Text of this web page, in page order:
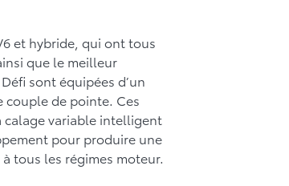
et hybride, qui ont tous
que le meilleur
sont équipées d’un
couple de pointe. Ces
calage variable intelligent
pour produire une
tous les régimes moteur.